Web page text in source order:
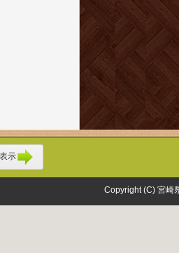
示
Copyright (C) 宮崎